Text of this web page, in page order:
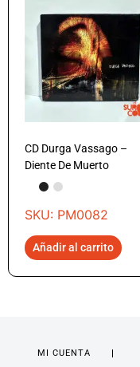
CD Durga Vassago –
Diente De Muerto
SKU: PM0082
Añadir al carrito
MI CUENTA